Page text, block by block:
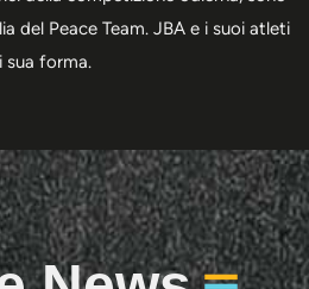
del Peace Team. JBA e i suoi atleti
sua forma.